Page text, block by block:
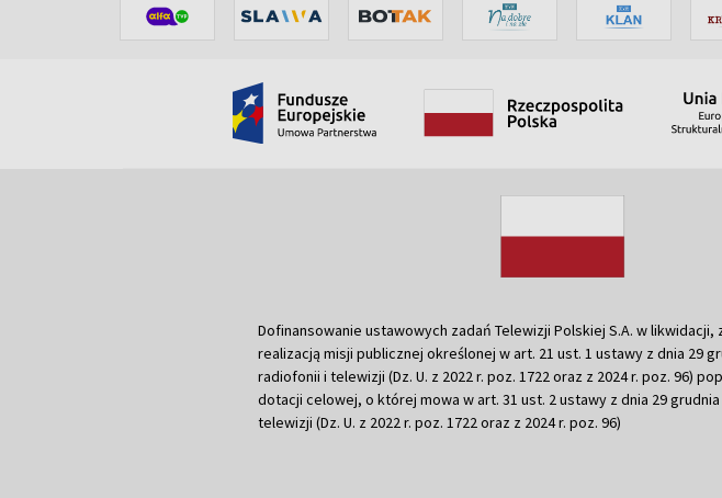
Dofinansowanie ustawowych zadań Telewizji Polskiej S.A. w likwidacji,
realizacją misji publicznej określonej w art. 21 ust. 1 ustawy z dnia 29
radiofonii i telewizji (Dz. U. z 2022 r. poz. 1722 oraz z 2024 r. poz. 96)
dotacji celowej, o której mowa w art. 31 ust. 2 ustawy z dnia 29
telewizji (Dz. U. z 2022 r. poz. 1722 oraz z 2024 r. poz. 96)